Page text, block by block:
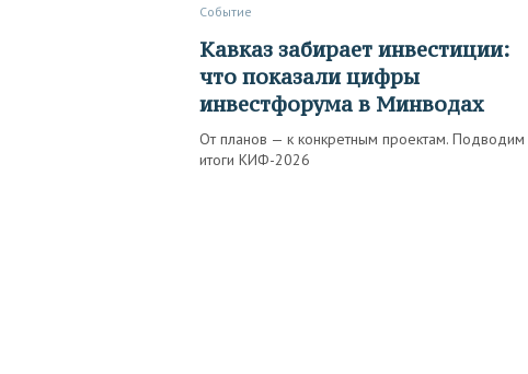
Событие
Кавказ забирает инвестиции:
что показали цифры
инвестфорума в Минводах
От планов — к конкретным проектам. Подводим
итоги КИФ-2026